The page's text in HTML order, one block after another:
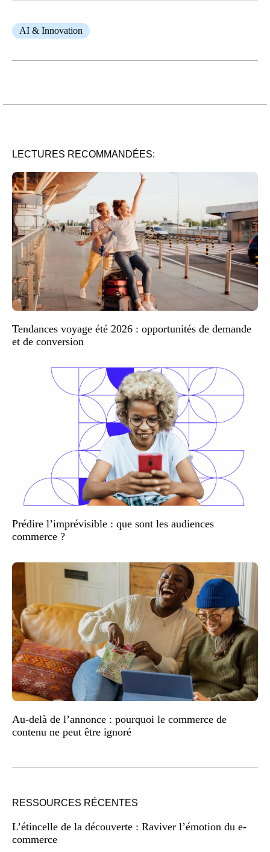
AI & Innovation
LECTURES RECOMMANDÉES:
Tendances voyage été 2026 : opportunités de demande
et de conversion
Prédire l’imprévisible : que sont les audiences
commerce ?
Au-delà de l’annonce : pourquoi le commerce de
contenu ne peut être ignoré
RESSOURCES RÉCENTES
L’étincelle de la découverte : Raviver l’émotion du e-
commerce